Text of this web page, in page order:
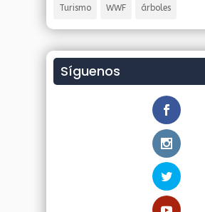
Turismo WWF árboles
Síguenos